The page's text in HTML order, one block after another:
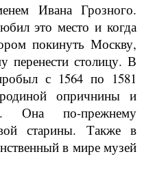
Ивана Грозного.
это место и когда
покинуть Москву,
перенести столицу. В
с 1564 по 1581
опричнины и
Она по-прежнему
старины. Также в
в мире музей